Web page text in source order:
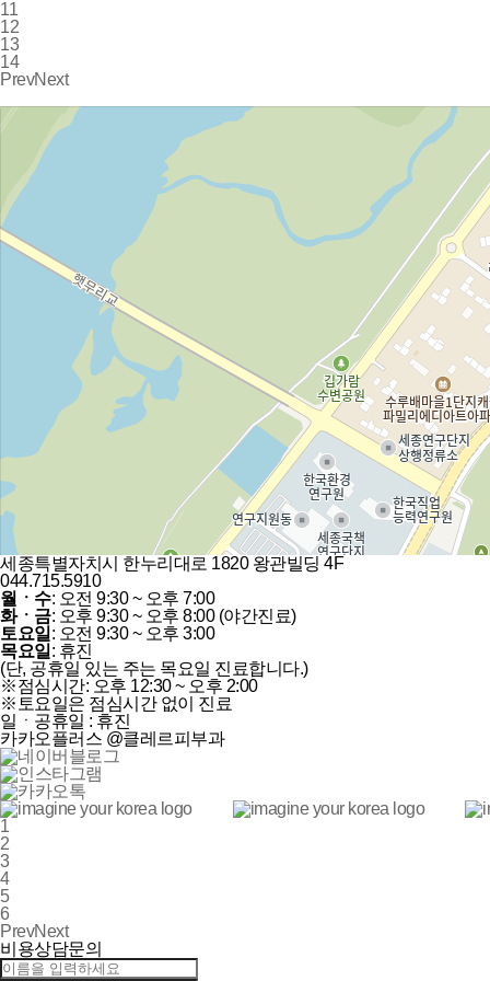
11
12
13
14
PrevNext
세종특별자치시 한누리대로 1820 왕관빌딩 4F
044.715.5910
월ㆍ수: 오전 9:30 ~ 오후 7:00
화ㆍ금: 오후 9:30 ~ 오후 8:00 (야간진료)
토요일 : 오전 9:30 ~ 오후 3:00
목요일 : 휴진
(단, 공휴일 있는 주는 목요일 진료합니다.)
※점심시간: 오후 12:30 ~ 오후 2:00
※토요일은 점심시간 없이 진료
일ㆍ공휴일 : 휴진
카카오플러스 @클레르피부과
1
2
3
4
5
6
PrevNext
비용상담문의